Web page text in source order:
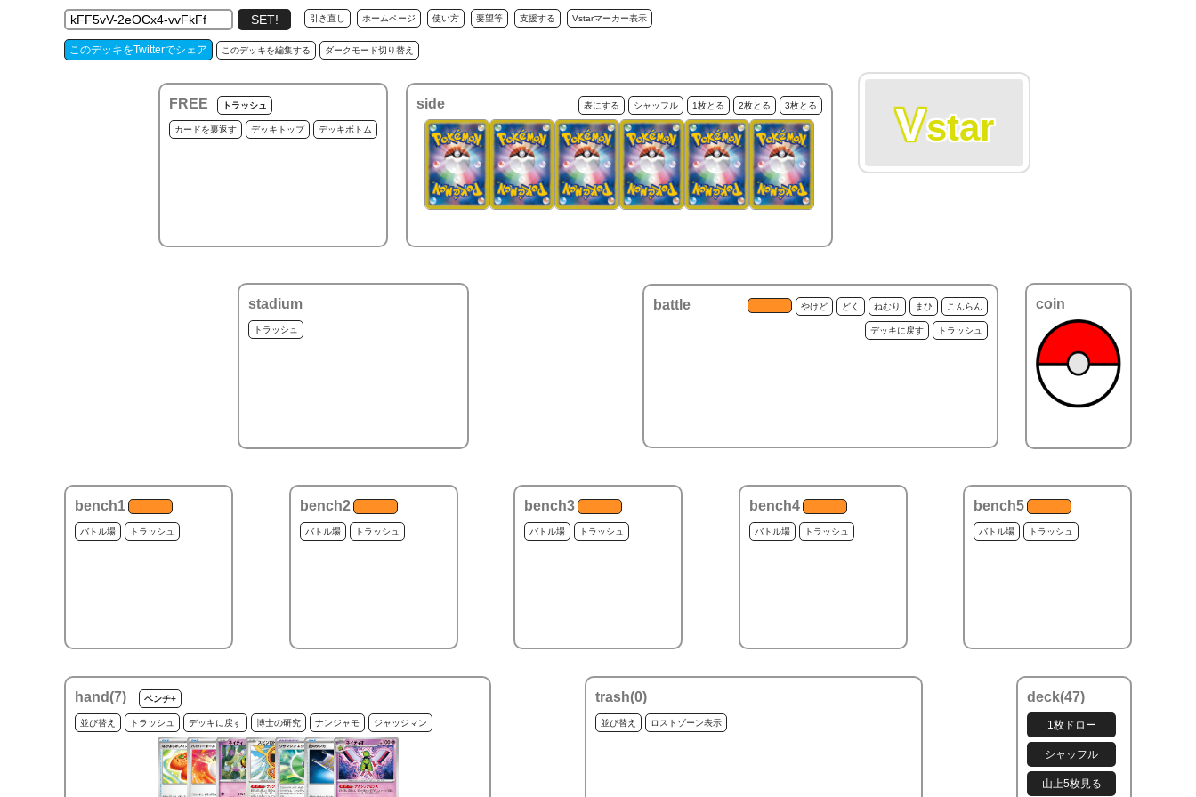
引き直し ホームページ 使い方 要望等 支援する Vstarマーカー表示
このデッキをTwitterでシェア このデッキを編集する ダークモード切り替え
FREE トラッシュ
カードを裏返す デッキトップ デッキボトム
side 表にする シャッフル 1枚とる 2枚とる 3枚とる Vstar
stadium
トラッシュ
battle やけど どく ねむり まひ こんらん
デッキに戻す トラッシュ
coin
bench1
バトル場 トラッシュ
bench2
バトル場 トラッシュ
bench3
バトル場 トラッシュ
bench4
バトル場 トラッシュ
bench5
バトル場 トラッシュ
hand(7) ベンチ+
並び替え トラッシュ デッキに戻す 博士の研究 ナンジャモ ジャッジマン
trash(0)
並び替え ロストゾーン表示
deck(47)